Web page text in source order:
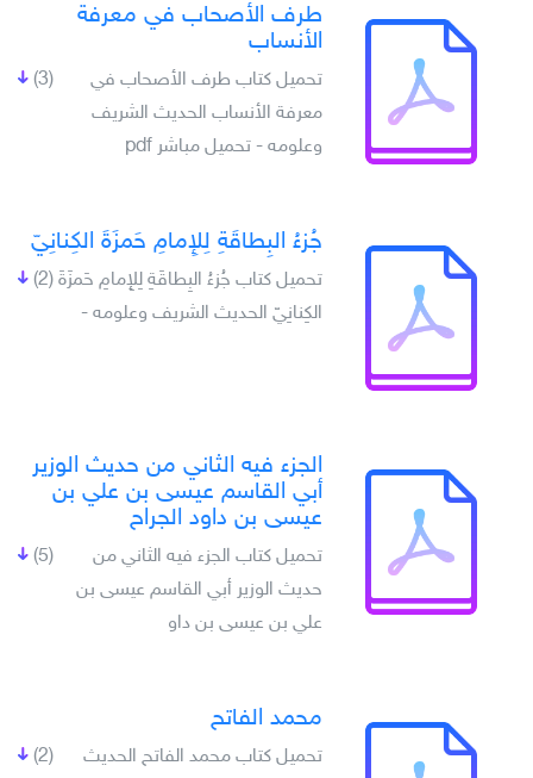
طرف الأصحاب في معرفة
الأنساب
(3)
تحميل كتاب طرف الأصحاب في
معرفة الأنساب الحديث الشريف
وعلومه - تحميل مباشر pdf
جُزءُ البِطاقَةِ لِلإِمامِ حَمزَةَ الكِنانِيّ
(2) تحميل كتاب جُزءُ البِطاقَةِ لِلإِمامِ حَمزَةَ
الكِنانِيّ الحديث الشريف وعلومه -
الجزء فيه الثاني من حديث الوزير
أبي القاسم عيسى بن علي بن
عيسى بن داود الجراح
(5)
تحميل كتاب الجزء فيه الثاني من
حديث الوزير أبي القاسم عيسى بن
علي بن عيسى بن داو
محمد الفاتح
(2)
تحميل كتاب محمد الفاتح الحديث